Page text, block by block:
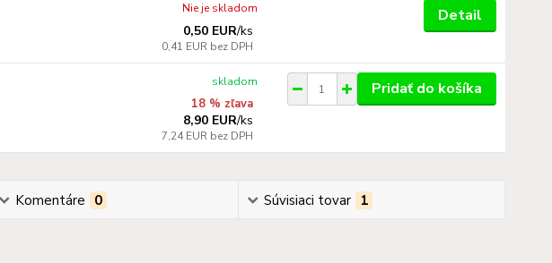
0,50 EUR/ks
0,41 EUR bez DPH
Nie je skladom Detail
18 % zľava
8,90 EUR/ks
7,24 EUR bez DPH
skladom Pridať do košíka
Komentáre 0 Súvisiaci tovar 1